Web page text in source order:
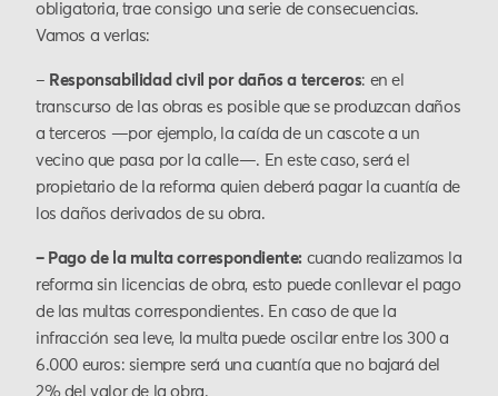
obligatoria, trae consigo una serie de consecuencias.
Vamos a verlas:
– Responsabilidad civil por daños a terceros: en el
transcurso de las obras es posible que se produzcan daños
a terceros —por ejemplo, la caída de un cascote a un
vecino que pasa por la calle—. En este caso, será el
propietario de la reforma quien deberá pagar la cuantía de
los daños derivados de su obra.
– Pago de la multa correspondiente: cuando realizamos la
reforma sin licencias de obra, esto puede conllevar el pago
de las multas correspondientes. En caso de que la
infracción sea leve, la multa puede oscilar entre los 300 a
6.000 euros: siempre será una cuantía que no bajará del
2% del valor de la obra.